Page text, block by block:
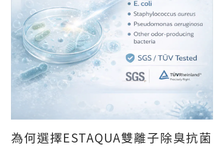
為何選擇ESTAQUA雙離子除臭抗菌